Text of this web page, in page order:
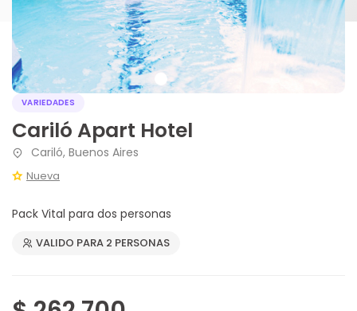
VARIEDADES
Cariló Apart Hotel
Cariló, Buenos Aires
Nueva
Pack Vital para dos personas
VALIDO PARA 2 PERSONAS